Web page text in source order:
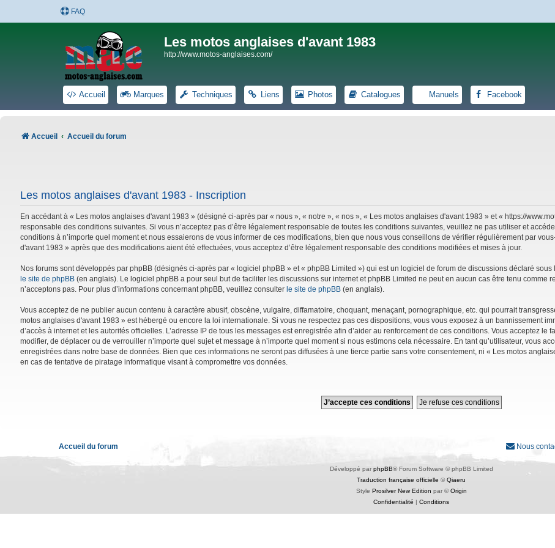
FAQ
Les motos anglaises d'avant 1983
http://www.motos-anglaises.com/
Accueil Marques Techniques Liens Photos Catalogues Manuels Facebook
Accueil Accueil du forum
Les motos anglaises d'avant 1983 - Inscription
En accédant à « Les motos anglaises d'avant 1983 » (désigné ci-après par « nous », « notre », « nos », « Les motos anglaises d'avant 1983 » et « https://
responsable des conditions suivantes. Si vous n’acceptez pas d’être légalement responsable de toutes les conditions suivantes, veuillez ne pas utiliser et
conditions à n’importe quel moment et nous essaierons de vous informer de ces modifications, bien que nous vous conseillons de vérifier régulièrement par
d'avant 1983 » après que des modifications aient été effectuées, vous acceptez d’être légalement responsable des conditions modifiées et mises à jour.
Nos forums sont développés par phpBB (désignés ci-après par « logiciel phpBB » et « phpBB Limited ») qui est un logiciel de forum de discussions déclaré sous
le site de phpBB (en anglais). Le logiciel phpBB a pour seul but de faciliter les discussions sur internet et phpBB Limited ne peut en aucun cas être tenu
n’acceptons pas. Pour plus d’informations concernant phpBB, veuillez consulter le site de phpBB (en anglais).
Vous acceptez de ne publier aucun contenu à caractère abusif, obscène, vulgaire, diffamatoire, choquant, menaçant, pornographique, etc. qui pourrait
motos anglaises d'avant 1983 » est hébergé ou encore la loi internationale. Si vous ne respectez pas ces dispositions, vous vous exposez à un bannissement
d’accès à internet et les autorités officielles. L’adresse IP de tous les messages est enregistrée afin d’aider au renforcement de ces conditions. Vous acceptez
modifier, de déplacer ou de verrouiller n’importe quel sujet et message à n’importe quel moment si nous estimons cela nécessaire. En tant qu’utilisateur, vous
enregistrées dans notre base de données. Bien que ces informations ne seront pas diffusées à une tierce partie sans votre consentement, ni « Les motos
en cas de tentative de piratage informatique visant à compromettre vos données.
Accueil du forum Nous
Développé par phpBB® Forum Software © phpBB Limited
Traduction française officielle ©Qiaeru
Style Prosilver New Edition par ©Origin
Confidentialité | Conditions